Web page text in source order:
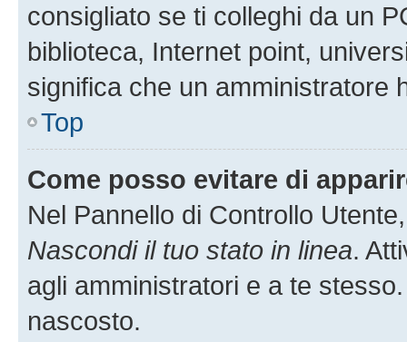
consigliato se ti colleghi da un
biblioteca, Internet point,
significa che un amministratore
Top
Come posso evitare di
Nel Pannello di Controllo
Nascondi il tuo stato in linea.
agli amministratori e a te
nascosto.